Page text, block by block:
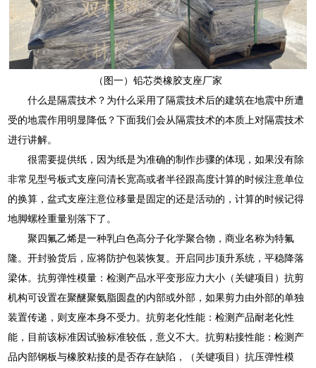
（图一）铅芯类橡胶支座厂家
什么是隔震技术？为什么采用了隔震技术后的建筑在地震中所遭
受的地震作用明显降低？下面我们会从隔震技术的本质上对隔震技术
进行讲解。
很需要提供纸，因为纸是为准确的制作步骤的体现，如果没有除
非常见型号板式支座问清长宽高或者半径跟高度计算的时候注意单位
的换算，盆式支座注意位移量是固定的还是活动的，计算的时候记得
地脚螺栓重量别落下了。
聚四氟乙烯是一种乳白色高分子化学聚合物，商业名称为特氟
隆。开封验货后，应将防护包装恢复。开启同步顶升系统，平稳降落
梁体。抗剪弹性模量：检测产品水平变形应力大小（关键项目）抗剪
机构可设置在聚醚聚氨脂圆盘的内部或外部，如果剪力由外部的单独
装置传递，则支座本身不受力。抗剪老化性能：检测产品耐老化性
能，目前该标准因试验标准较低，意义不大。抗剪粘接性能：检测产
品内部钢板与橡胶粘接的是否存在缺陷，（关键项目）抗压弹性模